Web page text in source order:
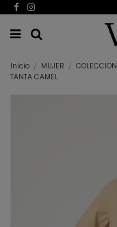
Inicio MUJER COLECCION
TANTA CAMEL